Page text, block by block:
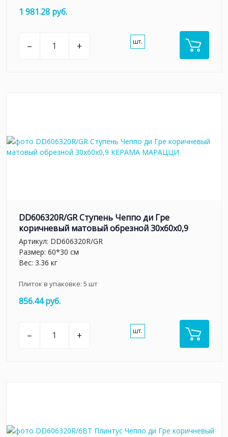
1 981.28 руб.
– + шт.
DD606320R/GR Ступень Чеппо ди Гре
коричневый матовый обрезной 30x60x0,9
Артикул: DD606320R/GR
Размер: 60*30 см
Вес: 3.36 кг
Плиток в упаковке: 5 шт
856.44 руб.
– + шт.